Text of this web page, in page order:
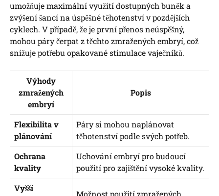
umožňuje maximální využití dostupných buněk a
zvýšení šancí na úspěšné těhotenství v pozdějších
cyklech. V případě, že je první přenos neúspěšný,
mohou páry čerpat z těchto zmražených embryí, což
snižuje potřebu opakované stimulace vaječníků.
Výhody
zmražených
embryí
Popis
Flexibilita v
plánování
Páry si mohou naplánovat
těhotenství podle svých potřeb.
Ochrana
kvality
Uchování embryí pro budoucí
použití pro zajištění vysoké kvality.
Vyšší